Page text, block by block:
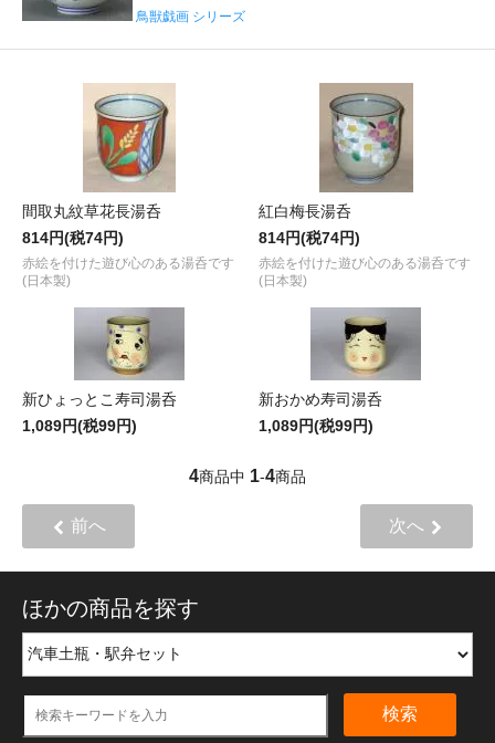
鳥獣戯画 シリーズ
間取丸紋草花長湯呑
814円(税74円)
赤絵を付けた遊び心のある湯呑です
(日本製)
紅白梅長湯呑
814円(税74円)
赤絵を付けた遊び心のある湯呑です
(日本製)
新ひょっとこ寿司湯呑
1,089円(税99円)
新おかめ寿司湯呑
1,089円(税99円)
4商品中 1-4商品
前へ 次へ
ほかの商品を探す
検索